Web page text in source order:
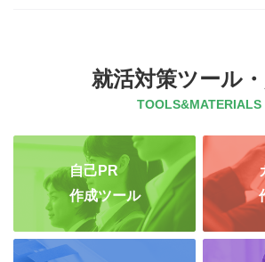
就活対策ツール
TOOLS&MATERIALS
自己PR
作成ツール